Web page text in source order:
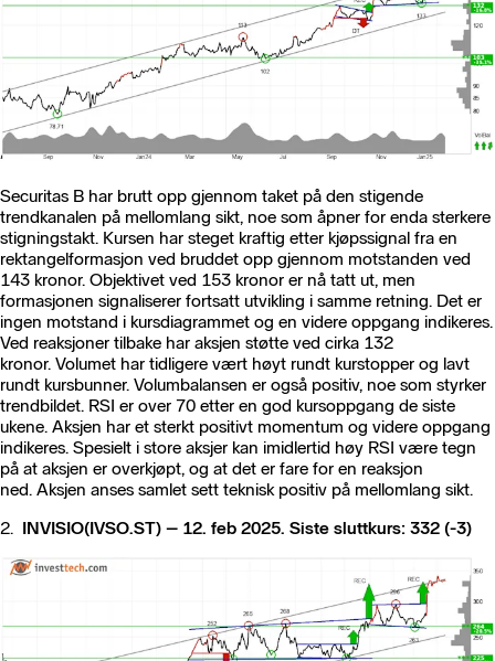
Securitas B har brutt opp gjennom taket på den stigende
trendkanalen på mellomlang sikt, noe som åpner for enda sterkere
stigningstakt. Kursen har steget kraftig etter kjøpssignal fra en
rektangelformasjon ved bruddet opp gjennom motstanden ved
143 kronor. Objektivet ved 153 kronor er nå tatt ut, men
formasjonen signaliserer fortsatt utvikling i samme retning. Det er
ingen motstand i kursdiagrammet og en videre oppgang indikeres.
Ved reaksjoner tilbake har aksjen støtte ved cirka 132
kronor. Volumet har tidligere vært høyt rundt kurstopper og lavt
rundt kursbunner. Volumbalansen er også positiv, noe som styrker
trendbildet. RSI er over 70 etter en god kursoppgang de siste
ukene. Aksjen har et sterkt positivt momentum og videre oppgang
indikeres. Spesielt i store aksjer kan imidlertid høy RSI være tegn
på at aksjen er overkjøpt, og at det er fare for en reaksjon
ned. Aksjen anses samlet sett teknisk positiv på mellomlang sikt.
2. INVISIO(IVSO.ST) – 12. feb 2025. Siste sluttkurs: 332 (-3)